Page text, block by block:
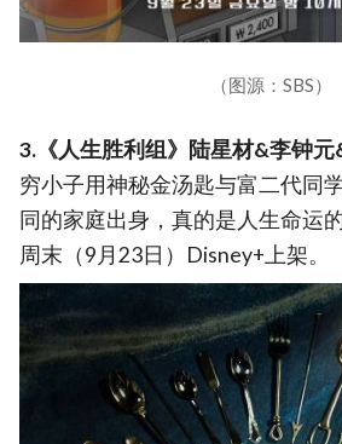
（图源：SBS）
3.《人生胜利组》陆星材&李钟
穷小子用神秘金汤匙与富二代同
同的家庭出身，真的是人生命运
周末（9月23日）Disney+上架。